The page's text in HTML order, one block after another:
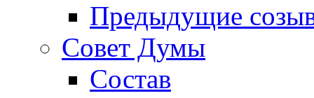
Предыдущие
Совет Думы
Состав